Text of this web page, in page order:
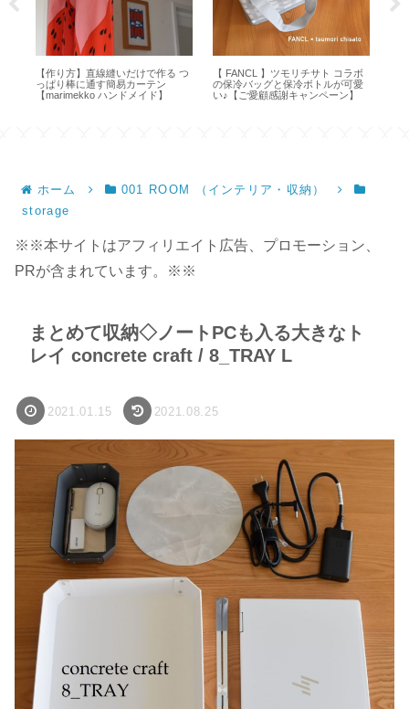
【作り方】直線縫いだけで作る つ
っぱり棒に通す簡易カーテン
【marimekko ハンドメイド】
【 FANCL 】ツモリチサト コラボ
の保冷バッグと保冷ボトルが可愛
い♪【ご愛顧感謝キャンペーン】
ホーム
001 ROOM （インテリア・収納）
storage
※※本サイトはアフィリエイト広告、プロモーション、
PRが含まれています。※※
まとめて収納◇ノートPCも入る大きなト
レイ concrete craft / 8_TRAY L
2021.01.15 2021.08.25